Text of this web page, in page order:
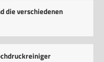
die verschiedenen